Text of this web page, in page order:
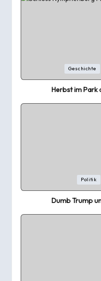
in
Geschichte
Herbst im Park
in
Politik
Dumb Trump